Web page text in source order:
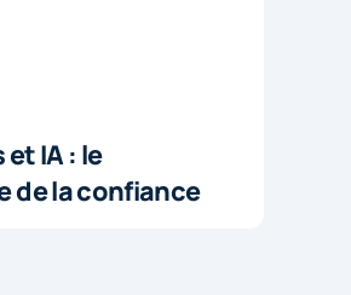
IA : le
de la confiance